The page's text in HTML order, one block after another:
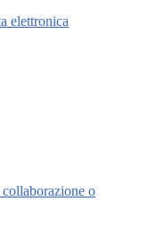
elettronica
o